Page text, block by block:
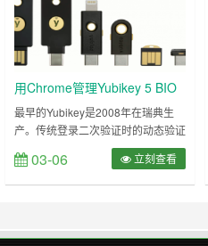
用Chrome管理Yubikey 5 BIO
指纹
最早的Yubikey是2008年在瑞典生
产。传统登录二次验证时的动态验证
码，是你知道的信息，还有可能被钓
鱼或者其它方式被黑客所获得。而
Yubikey是一个物理的Key，必须插
完成。因此黑客即使拿到你的账号密
03-06 立刻查看